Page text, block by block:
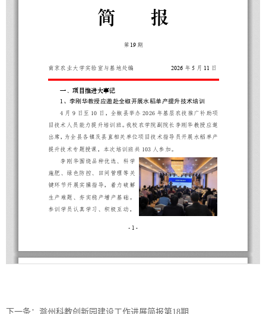
下一条：滁州科教创新园建设工作进展简报第18期